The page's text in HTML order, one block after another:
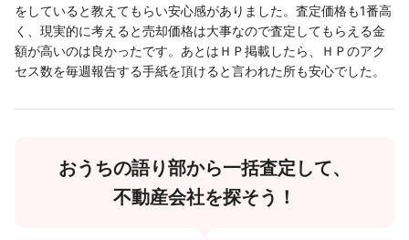
をしていると教えてもらい安心感がありました。査定価格も1番高
く、現実的に考えると売却価格は大事なので査定してもらえる金
額が高いのは良かったです。あとはＨＰ掲載したら、ＨＰのアク
セス数を毎週報告する手紙を頂けると言われた所も安心でした。
おうちの語り部から一括査定して、
不動産会社を探そう！